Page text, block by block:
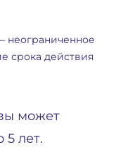
неограниченное
срока действия
может
5 лет.